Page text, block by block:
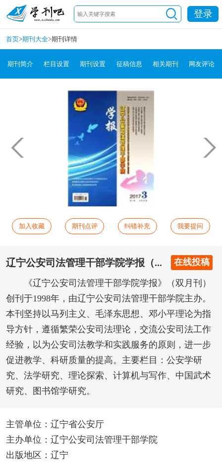
登录
首页>期刊大全>期刊详情
期刊简介 栏目设置 期刊设置 征稿信息 相关期刊 网友评论
加入收藏 期刊点评 纠错补充 我要提问
辽宁公安司法管理干部学院学报（... 在线投稿
《辽宁公安司法管理干部学院学报》（双月刊）
创刊于1998年，由辽宁公安司法管理干部学院主办。
本刊坚持以马列主义、毛泽东思想、邓小平理论为指
导方针，遵循繁荣公安司法理论，交流公安司法工作
经验，以为公安司法教学和实践服务的原则，进一步
促进教学、科研质量的提高。主要栏目：公安学研
究、法学研究、理论探索、计算机与写作、中国武术
研究、图书馆学研究。
主管单位：辽宁省公安厅
主办单位：辽宁公安司法管理干部学院
出版地区：辽宁